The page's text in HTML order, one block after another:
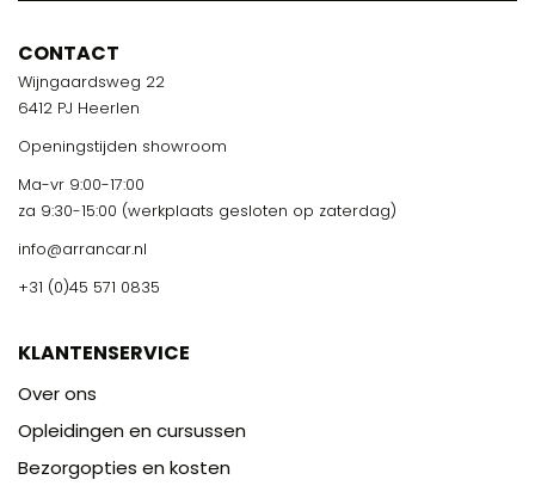
CONTACT
Wijngaardsweg 22
6412 PJ Heerlen
Openingstijden showroom
Ma-vr 9:00-17:00
za 9:30-15:00 (werkplaats gesloten op zaterdag)
info@arrancar.nl
+31 (0)45 571 0835
KLANTENSERVICE
Over ons
Opleidingen en cursussen
Bezorgopties en kosten